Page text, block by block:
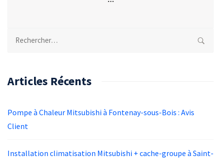
Rechercher :
Articles Récents
Pompe à Chaleur Mitsubishi à Fontenay-sous-Bois : Avis
Client
Installation climatisation Mitsubishi + cache-groupe à Saint-